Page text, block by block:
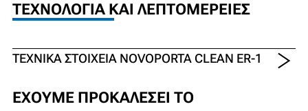
ΤΕΧΝΟΛΟΓΊΑ ΚΑΙ ΛΕΠΤΟΜΈΡΕΙΕΣ
ΤΕΧΝΙΚΆ ΣΤΟΙΧΕΊΑ NOVOPORTA CLEAN ER-1
ΈΧΟΥΜΕ ΠΡΟΚΑΛΈΣΕΙ ΤΟ